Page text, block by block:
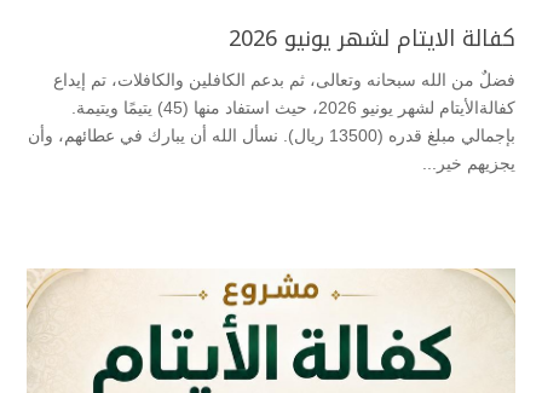
كفالة الايتام لشهر يونيو 2026
فضلٌ من الله سبحانه وتعالى، ثم بدعم الكافلين والكافلات، تم إيداع
كفالةالأيتام لشهر يونيو 2026، حيث استفاد منها (45) يتيمًا ويتيمة.
بإجمالي مبلغ قدره (13500 ريال). نسأل الله أن يبارك في عطائهم، وأن
يجزيهم خير...